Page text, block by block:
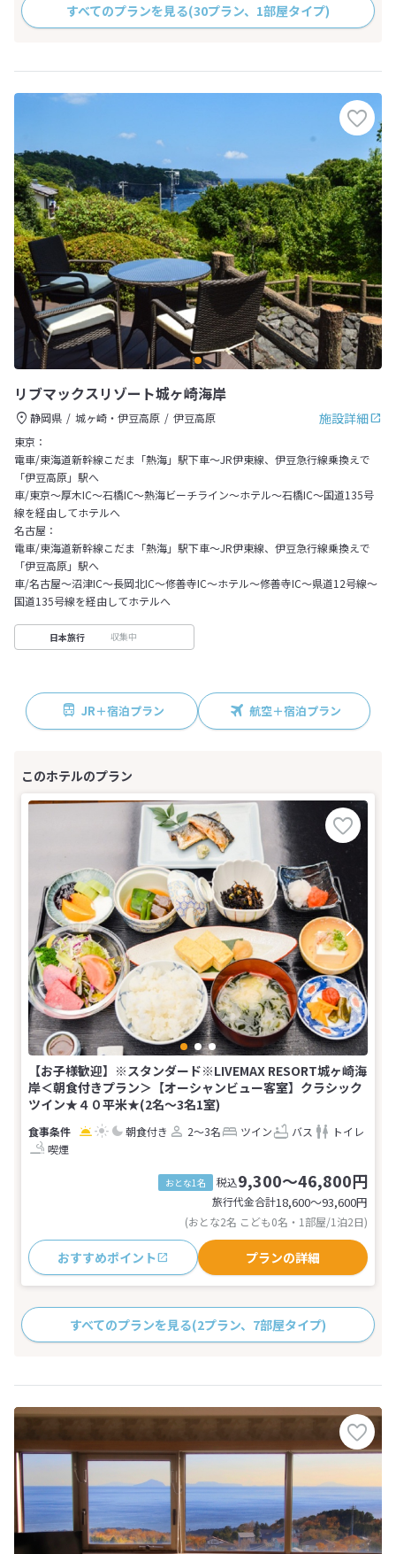
すべてのプランを見る(30プラン、1部屋タイプ)
リブマックスリゾート城ヶ崎海岸
施設詳細
静岡県 城ヶ崎・伊豆高原
伊豆高原
東京：
電車/東海道新幹線こだま「熱海」駅下車～JR伊東線、伊豆急行線乗換えで
「伊豆高原」駅へ
車/東京～厚木IC～石橋IC～熱海ビーチライン～ホテル～石橋IC～国道135号
線を経由してホテルへ
名古屋：
電車/東海道新幹線こだま「熱海」駅下車～JR伊東線、伊豆急行線乗換えで
「伊豆高原」駅へ
車/名古屋～沼津IC～長岡北IC～修善寺IC～ホテル～修善寺IC～県道12号線～
国道135号線を経由してホテルへ
日本旅行 収集中
JR＋宿泊プラン 航空＋宿泊プラン
【お子様歓迎】※スタンダード※LIVEMAX RESORT城ヶ崎海
岸＜朝食付きプラン＞【オーシャンビュー客室】クラシック
ツイン★４０平米★(2名～3名1室)
朝食付き 2～3名 ツイン バス
トイレ
喫煙
おとな1名 税込9,300～46,800円
旅行代金合計18,600〜93,600円
(おとな2名 こども0名・1部屋/1泊2日)
おすすめポイント プランの詳細
すべてのプランを見る(2プラン、7部屋タイプ)